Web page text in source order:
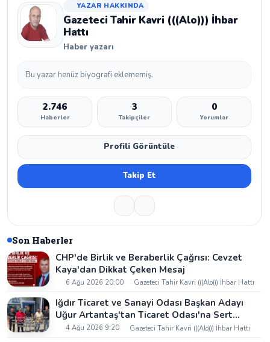
YAZAR HAKKINDA
Gazeteci Tahir Kavri (((Alo))) İhbar
Hattı
Haber yazarı
Bu yazar henüz biyografi eklememiş.
2.746
Haberler
3
Takipçiler
0
Yorumlar
Profili Görüntüle
Takip Et
Son Haberler
CHP'de Birlik ve Beraberlik Çağrısı: Cevzet
Kaya'dan Dikkat Çeken Mesaj
6 Ağu 2026 20:00 Gazeteci Tahir Kavri (((Alo))) İhbar Hattı
Iğdır Ticaret ve Sanayi Odası Başkan Adayı
Uğur Artantaş'tan Ticaret Odası'na Sert
Eleştiri: "Nakliyeci Sahipsiz Bırakılamaz"
4 Ağu 2026 9:20 Gazeteci Tahir Kavri (((Alo))) İhbar Hattı